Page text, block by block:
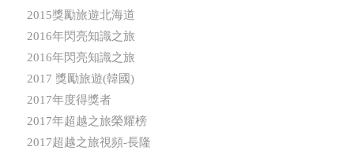
2015獎勵旅遊北海道
2016年閃亮知識之旅
2016年閃亮知識之旅
2017 獎勵旅遊(韓國)
2017年度得獎者
2017年超越之旅榮耀榜
2017超越之旅視頻-長隆